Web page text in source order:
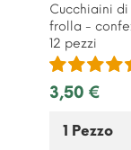
Cucchiaini di
frolla -
12 pezzi
3,50 €